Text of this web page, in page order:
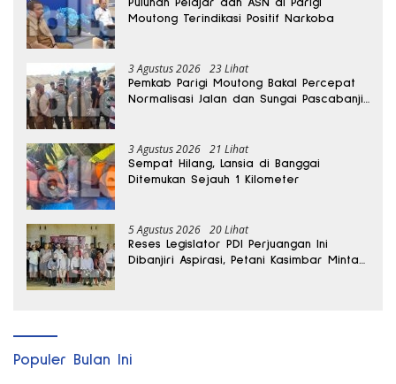
Puluhan Pelajar dan ASN di Parigi
Moutong Terindikasi Positif Narkoba
3 Agustus 2026 23 Lihat
Pemkab Parigi Moutong Bakal Percepat
Normalisasi Jalan dan Sungai Pascabanjir
3 Agustus 2026 21 Lihat
Sempat Hilang, Lansia di Banggai
Ditemukan Sejauh 1 Kilometer
5 Agustus 2026 20 Lihat
Reses Legislator PDI Perjuangan Ini
Dibanjiri Aspirasi, Petani Kasimbar Minta
Populer Bulan Ini